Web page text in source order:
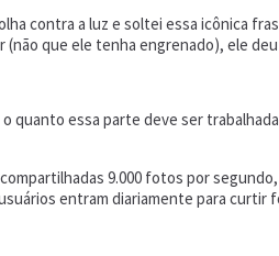
contra a luz e soltei essa icônica
que ele tenha engrenado), ele
essa parte deve ser
9.000 fotos por
entram diariamente para